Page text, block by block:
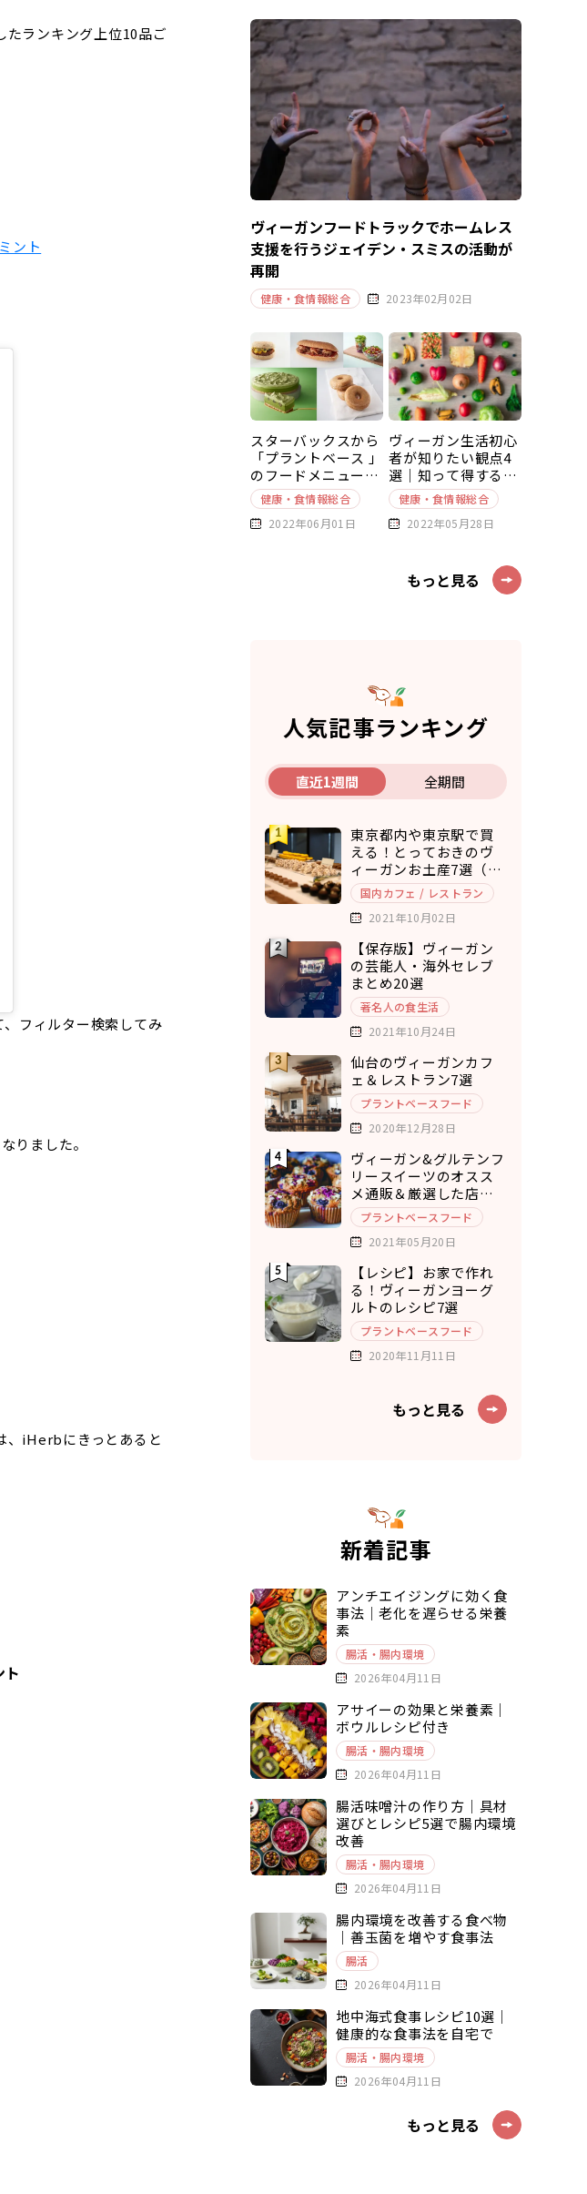
ランキング上位10品ご
ント
フィルター検索してみ
りました。
、iHerbにきっとあると
ヴィーガンフードトラックでホームレス
支援を行うジェイデン・スミスの活動が
再開
健康・食情報総合 2023年02月02日
スターバックスから
「プラントベース 」
のフードメニューが
新発売
健康・食情報総合
2022年06月01日
ヴィーガン生活初心
者が知りたい観点4
選｜知って得する豆
知識～基本編～
健康・食情報総合
2022年05月28日
もっと見る
人気記事ランキング
直近1週間 全期間
東京都内や東京駅で買
える！とっておきのヴ
ィーガンお土産7選（ア
マゾンで購入できるも
のもご紹介）
国内カフェ / レストラン
2021年10月02日
【保存版】ヴィーガン
の芸能人・海外セレブ
まとめ20選
著名人の食生活
2021年10月24日
仙台のヴィーガンカフ
ェ＆レストラン7選
プラントベースフード
2020年12月28日
ヴィーガン&グルテンフ
リースイーツのオスス
メ通販＆厳選した店舗
10選
プラントベースフード
2021年05月20日
【レシピ】お家で作れ
る！ヴィーガンヨーグ
ルトのレシピ7選
プラントベースフード
2020年11月11日
もっと見る
新着記事
アンチエイジングに効く食
事法｜老化を遅らせる栄養
素
腸活・腸内環境
2026年04月11日
アサイーの効果と栄養素｜
ボウルレシピ付き
腸活・腸内環境
2026年04月11日
腸活味噌汁の作り方｜具材
選びとレシピ5選で腸内環境
改善
腸活・腸内環境
2026年04月11日
腸内環境を改善する食べ物
｜善玉菌を増やす食事法
腸活
2026年04月11日
地中海式食事レシピ10選｜
健康的な食事法を自宅で
腸活・腸内環境
2026年04月11日
もっと見る